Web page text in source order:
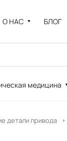
О НАС БЛОГ
медицина
детали привода